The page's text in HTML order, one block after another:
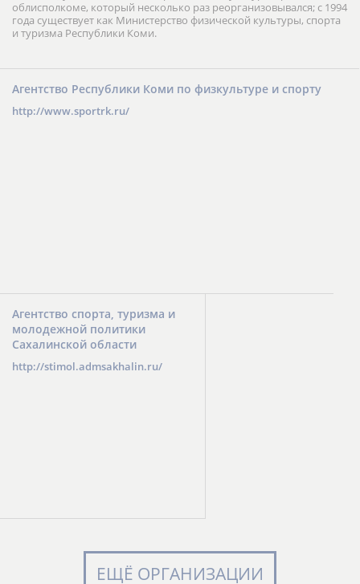
облисполкоме, который несколько раз реорганизовывался; с 1994
года существует как Министерство физической культуры, спорта
и туризма Республики Коми.
Агентство Республики Коми по физкультуре и спорту
http://www.sportrk.ru/
Агентство спорта, туризма и
молодежной политики
Сахалинской области
http://stimol.admsakhalin.ru/
ЕЩЁ ОРГАНИЗАЦИИ